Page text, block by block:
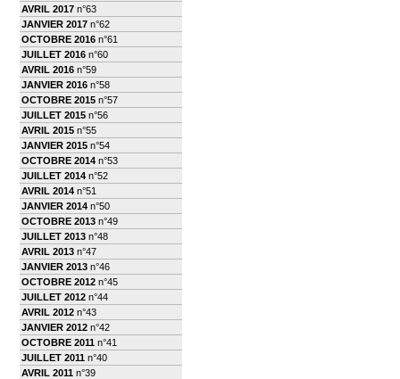
AVRIL 2017 n°63
JANVIER 2017 n°62
OCTOBRE 2016 n°61
JUILLET 2016 n°60
AVRIL 2016 n°59
JANVIER 2016 n°58
OCTOBRE 2015 n°57
JUILLET 2015 n°56
AVRIL 2015 n°55
JANVIER 2015 n°54
OCTOBRE 2014 n°53
JUILLET 2014 n°52
AVRIL 2014 n°51
JANVIER 2014 n°50
OCTOBRE 2013 n°49
JUILLET 2013 n°48
AVRIL 2013 n°47
JANVIER 2013 n°46
OCTOBRE 2012 n°45
JUILLET 2012 n°44
AVRIL 2012 n°43
JANVIER 2012 n°42
OCTOBRE 2011 n°41
JUILLET 2011 n°40
AVRIL 2011 n°39